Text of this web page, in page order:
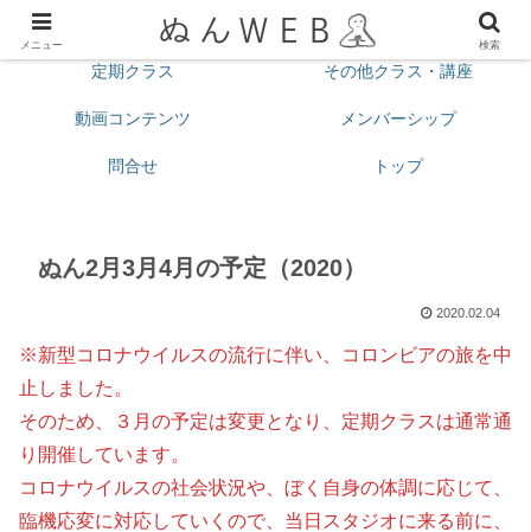
プロフィール 今月の予定
定期クラス その他クラス・講座
動画コンテンツ メンバーシップ
問合せ トップ
ぬん2月3月4月の予定（2020）
2020.02.04
※新型コロナウイルスの流行に伴い、コロンビアの旅を中
止しました。
そのため、３月の予定は変更となり、定期クラスは通常通
り開催しています。
コロナウイルスの社会状況や、ぼく自身の体調に応じて、
臨機応変に対応していくので、当日スタジオに来る前に、
メニュー 検索